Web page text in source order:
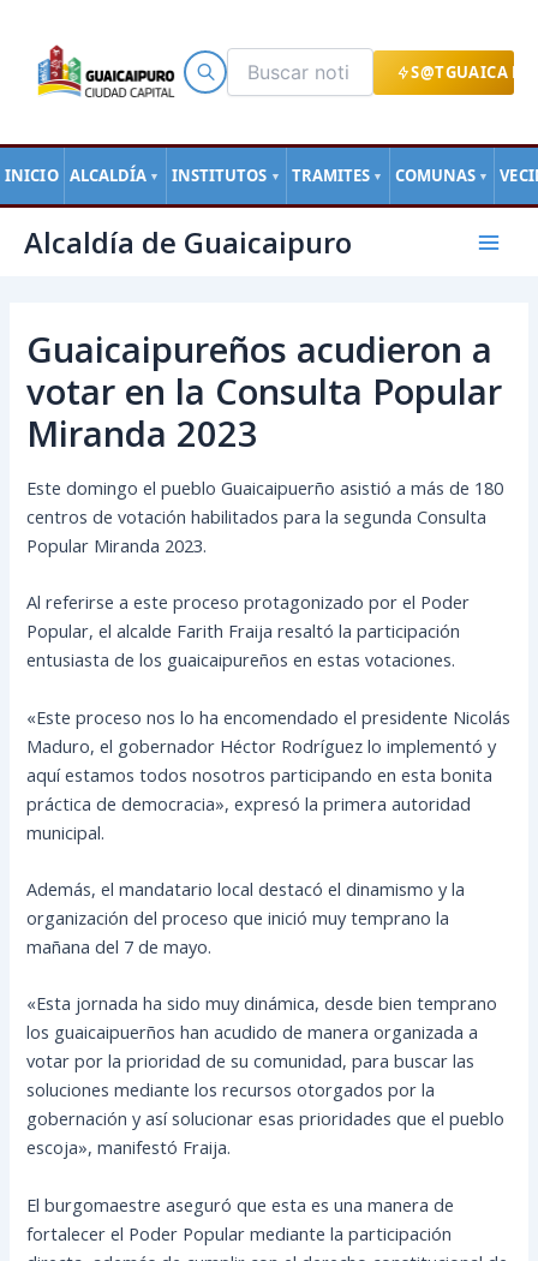
S@TGUAICA
INICIO ALCALDÍA ▼ INSTITUTOS ▼ TRAMITES ▼ COMUNAS ▼
contenido
Alcaldía de Guaicaipuro
Main
Guaicaipureños acudieron a
votar en la Consulta Popular
Miranda 2023
Este domingo el pueblo Guaicaipuerño asistió a más de 180
centros de votación habilitados para la segunda Consulta
Popular Miranda 2023.
Al referirse a este proceso protagonizado por el Poder
Popular, el alcalde Farith Fraija resaltó la participación
entusiasta de los guaicaipureños en estas votaciones.
«Esteproceso nos lo ha encomendado el presidente Nicolás
Maduro, el gobernador Héctor Rodríguez lo implementó y
aquí estamos todos nosotros participando en esta bonita
práctica de democracia», expresó la primera autoridad
municipal.
Además, el mandatario local destacó el dinamismo y la
organización del proceso que inició muy temprano la
mañana del 7 de mayo.
«Esta jornada ha sido muy dinámica, desde bien temprano
los guaicaipuerños han acudido de manera organizada a
votar por la prioridad de su comunidad, para buscar las
soluciones mediante los recursos otorgados por la
gobernación y así solucionar esas prioridades que el pueblo
escoja», manifestó Fraija.
El burgomaestre aseguró que esta es una manera de
fortalecer el Poder Popular mediante la participación
de